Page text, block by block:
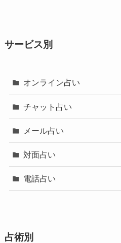
サービス別
オンライン占い
チャット占い
メール占い
対面占い
電話占い
占術別